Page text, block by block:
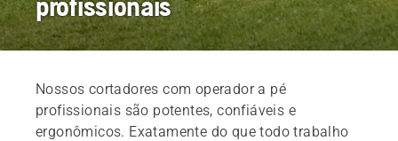
Nossos cortadores com operador a pé
profissionais são potentes, confiáveis e
ergonômicos. Exatamente do que todo trabalho